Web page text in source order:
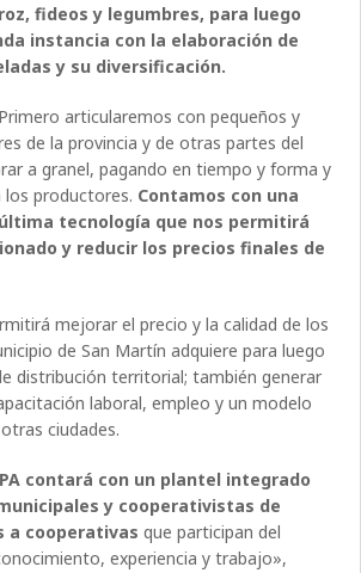
fideos y legumbres, para luego
instancia con la elaboración de
y su diversificación.
articularemos con pequeños y
de la provincia y de otras partes del
a granel, pagando en tiempo y forma y
productores. Contamos con una
tecnología que nos permitirá
y reducir los precios finales de
mejorar el precio y la calidad de los
de San Martín adquiere para luego
distribución territorial; también generar
laboral, empleo y un modelo
ciudades.
contará con un plantel integrado
y cooperativistas de
a cooperativas que participan del
experiencia y trabajo»,